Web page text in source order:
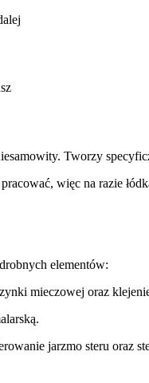
Tworzy
więc na razie
elementów:
mieczowej oraz
jarzmo steru oraz